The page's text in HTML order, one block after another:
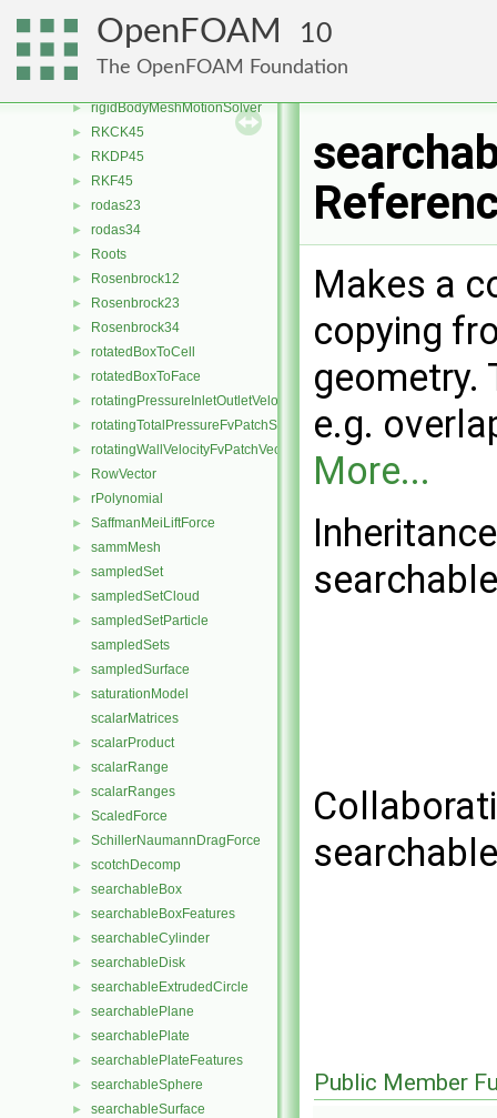
OpenFOAM 10
The OpenFOAM Foundation
► rhoTabulated
► rhoThermo
►
► rigidBodyMeshMotionSolver
► RKCK45
► RKDP45
► RKF45
► rodas23
► rodas34
► Roots
► Rosenbrock12
► Rosenbrock23
► Rosenbrock34
► rotatedBoxToCell
► rotatedBoxToFace
► rotatingPressureInletOutletVelocityFvPatchVectorField
► rotatingTotalPressureFvPatchScalarField
► rotatingWallVelocityFvPatchVectorField
► RowVector
► rPolynomial
► SaffmanMeiLiftForce
► sammMesh
► sampledSet
► sampledSetCloud
►
sampledSetParticle
sampledSets
► sampledSurface
►
saturationModel
scalarMatrices
► scalarProduct
► scalarRange
► scalarRanges
► ScaledForce
► SchillerNaumannDragForce
► scotchDecomp
► searchableBox
► searchableBoxFeatures
► searchableCylinder
► searchableDisk
► searchableExtrudedCircle
► searchablePlane
► searchablePlate
► searchablePlateFeatures
► searchableSphere
► searchableSurface
Makes a
copying
geometry.
e.g.
More...
Public Member